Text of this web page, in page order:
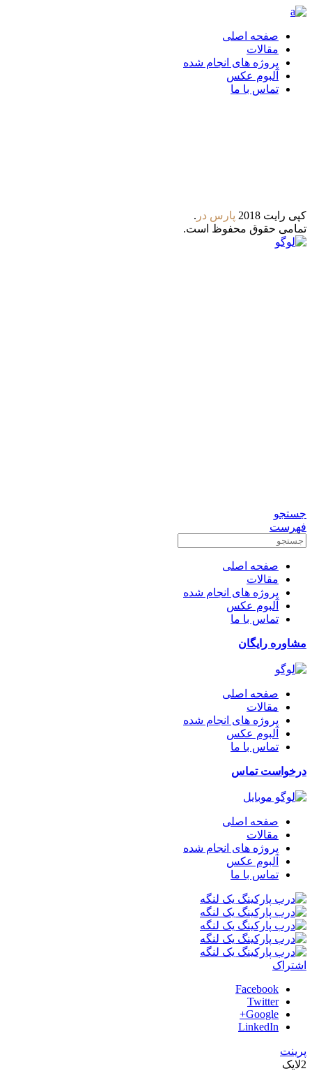
صفحه اصلی
مقالات
پروژه های انجام شده
آلبوم عکس
تماس با ما
کپی رایت 2018 پارس‌ در .
تمامی حقوق محفوظ است.
جستجو
فهرست
صفحه اصلی
مقالات
پروژه های انجام شده
آلبوم عکس
تماس با ما
مشاوره رایگان
صفحه اصلی
مقالات
پروژه های انجام شده
آلبوم عکس
تماس با ما
درخواست تماس
صفحه اصلی
مقالات
پروژه های انجام شده
آلبوم عکس
تماس با ما
اشتراک
Facebook
Twitter
Google+
LinkedIn
پرینت
2لایک